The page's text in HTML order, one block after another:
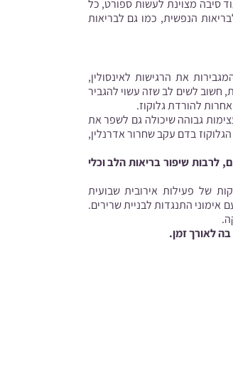
סיבה מצוינת לעשות ספורט, כל
הנפשית, כמו גם לבריאות
את הרגישות לאינסולין,
חשוב לשים לב שזה עשוי להגביר
להורדת גלוקוז.
גבוהה שיכולה גם לשפר את
בדם עקב שחרור אדרנלין,
לרבות שיפור בריאות הלב וכלי
על 150 עד 300 דקות של פעילות אירובית שבועית
יחד עם אימוני התנגדות לבניית שרירים.
לאורך זמן.